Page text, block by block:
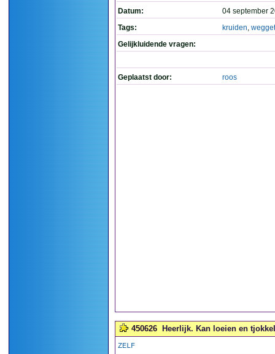
Datum:
04 september
Tags:
kruiden,
Gelijkluidende vragen:
Geplaatst door: roos
450626 Heerlijk. Kan loeien en
ZELF